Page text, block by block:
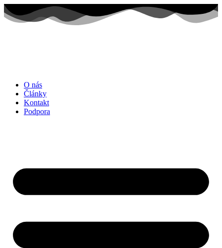
Preskočiť
na
obsah
O nás
Články
Kontakt
Podpora